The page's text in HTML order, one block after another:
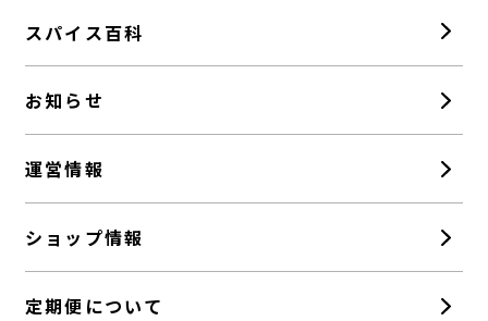
スパイス百科
お知らせ
運営情報
ショップ情報
定期便について